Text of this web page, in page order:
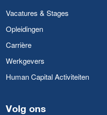
Vacatures & Stages
Opleidingen
Carrière
Werkgevers
Human Capital Activiteiten
Volg ons